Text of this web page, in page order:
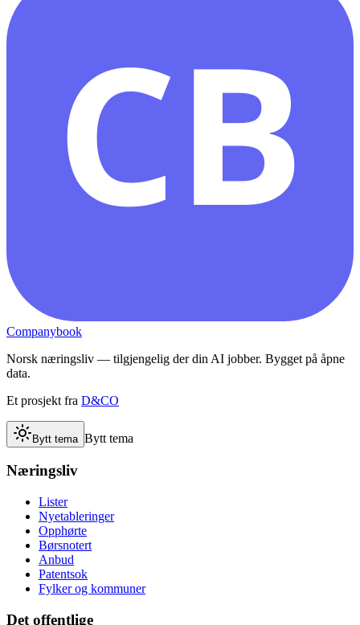
CB
Companybook
Norsk næringsliv — tilgjengelig der din AI jobber. Bygget på åpne
data.
Et prosjekt fra D&CO
Bytt tema Bytt tema
Næringsliv
Lister
Nyetableringer
Opphørte
Børsnotert
Anbud
Patentsok
Fylker og kommuner
Det offentlige